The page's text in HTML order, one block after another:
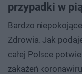
przypadki w
Bardzo
Zdrowia. Jak
całej Polsce
zakażeń